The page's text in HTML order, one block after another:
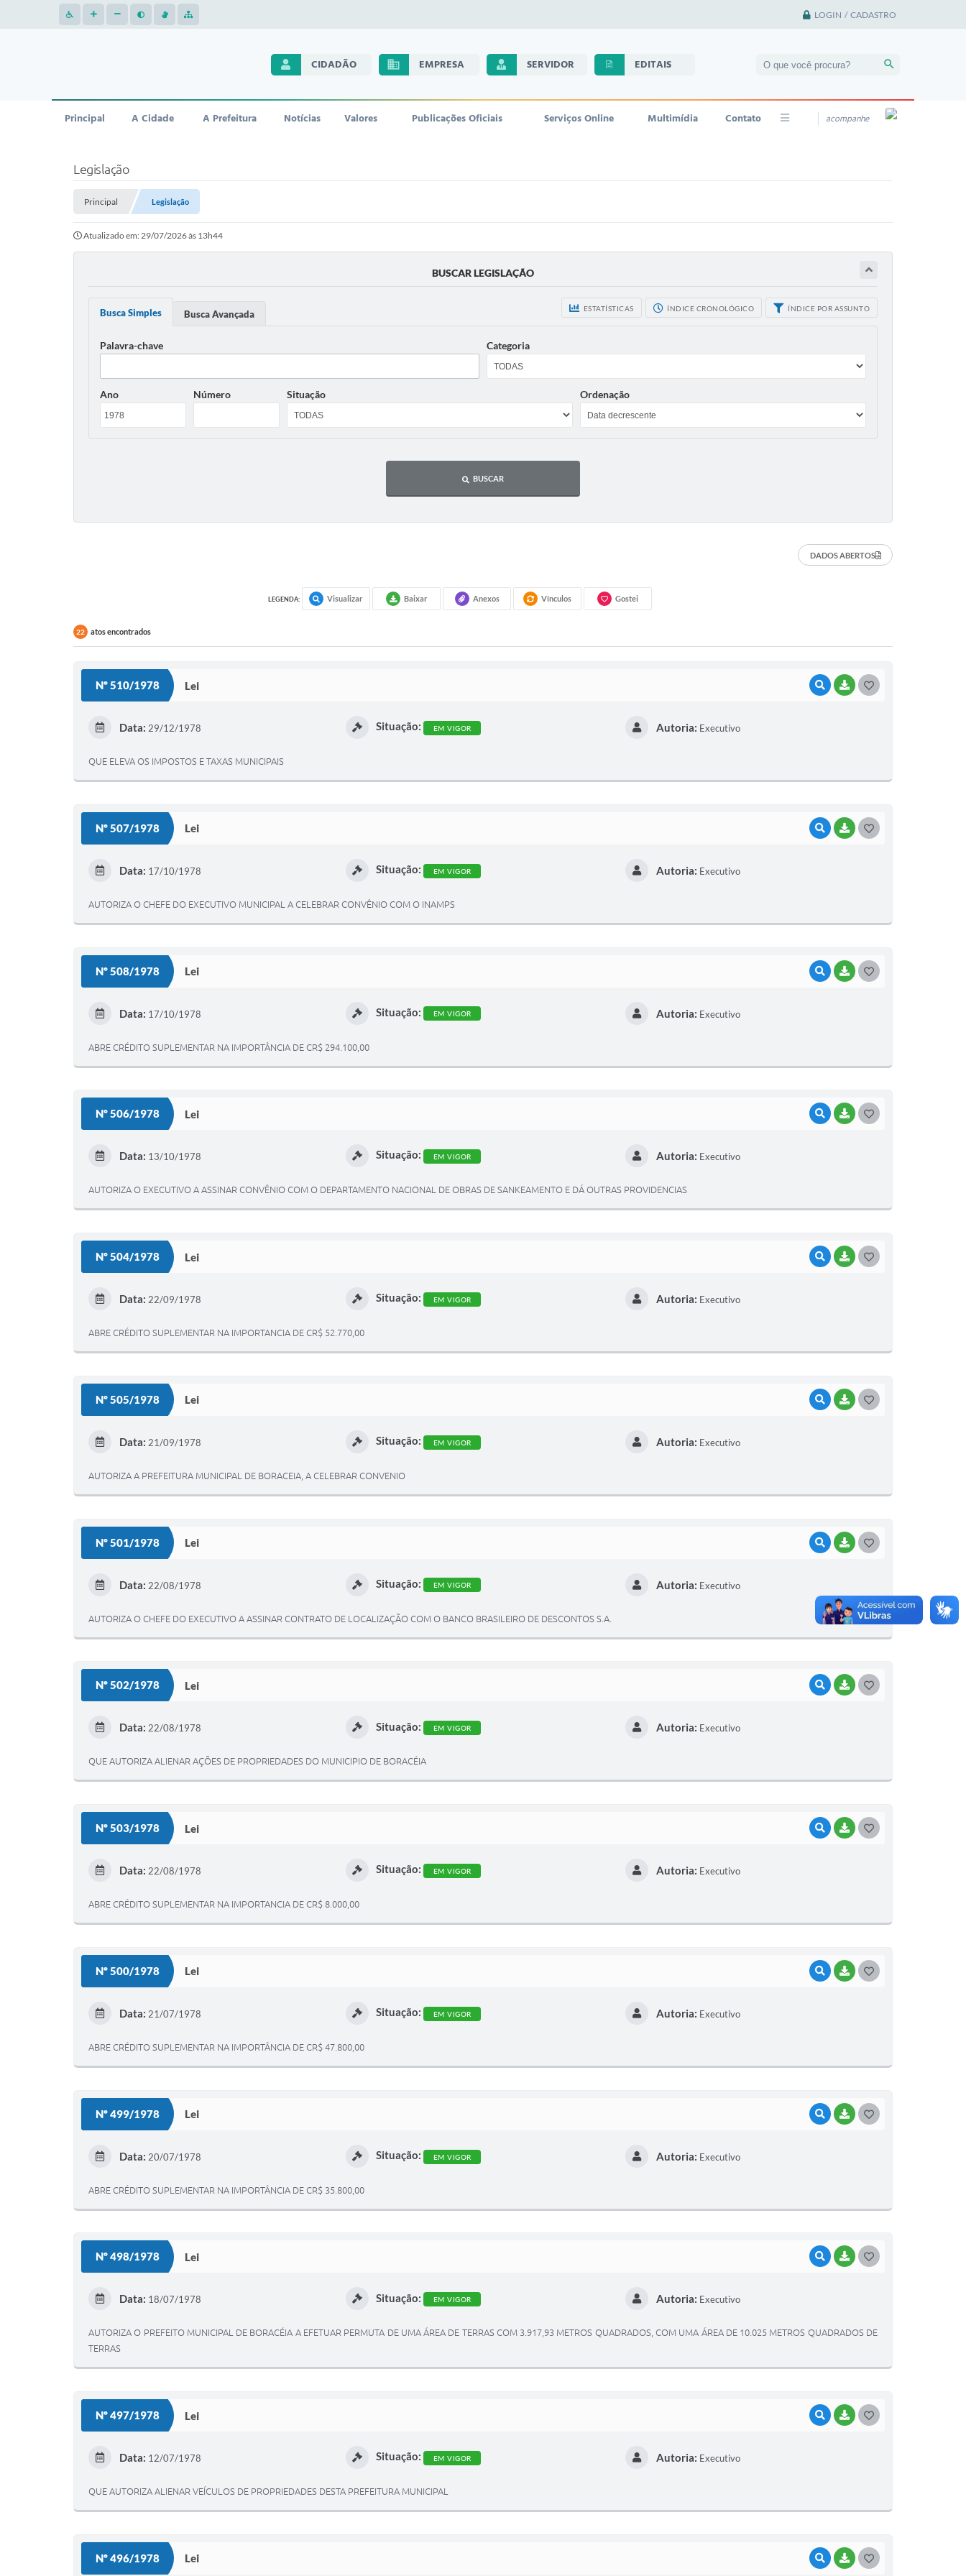
LOGIN / CADASTRO
CIDADÃO EMPRESA SERVIDOR EDITAIS
Principal A Cidade A Prefeitura Notícias Valores Publicações Oficiais Serviços Online Multimídia Contato acompanhe
Legislação
Principal Legislação
Atualizado em: 29/07/2026 às 13h44
BUSCAR LEGISLAÇÃO
ESTATÍSTICAS ÍNDICE CRONOLÓGICO ÍNDICE POR ASSUNTO
Busca Simples Busca Avançada
Palavra-chave Categoria
Ano Número Situação Ordenação
BUSCAR
DADOS ABERTOS
LEGENDA: Visualizar Baixar Anexos Vínculos Gostei
22 atos encontrados
Nº 510/1978 Lei VISUALIZAR
BAIXAR
Data: 29/12/1978 Situação: EM VIGOR Autoria: Executivo
QUE ELEVA OS IMPOSTOS E TAXAS MUNICIPAIS
Nº 507/1978 Lei VISUALIZAR
BAIXAR
Data: 17/10/1978 Situação: EM VIGOR Autoria: Executivo
AUTORIZA O CHEFE DO EXECUTIVO MUNICIPAL A CELEBRAR CONVÊNIO COM O INAMPS
Nº 508/1978 Lei VISUALIZAR
BAIXAR
Data: 17/10/1978 Situação: EM VIGOR Autoria: Executivo
ABRE CRÉDITO SUPLEMENTAR NA IMPORTÂNCIA DE CR$ 294.100,00
Nº 506/1978 Lei VISUALIZAR
BAIXAR
Data: 13/10/1978 Situação: EM VIGOR Autoria: Executivo
AUTORIZA O EXECUTIVO A ASSINAR CONVÊNIO COM O DEPARTAMENTO NACIONAL DE OBRAS DE SANKEAMENTO E DÁ OUTRAS PROVIDENCIAS
Nº 504/1978 Lei VISUALIZAR
BAIXAR
Data: 22/09/1978 Situação: EM VIGOR Autoria: Executivo
ABRE CRÉDITO SUPLEMENTAR NA IMPORTANCIA DE CR$ 52.770,00
Nº 505/1978 Lei VISUALIZAR
BAIXAR
Data: 21/09/1978 Situação: EM VIGOR Autoria: Executivo
AUTORIZA A PREFEITURA MUNICIPAL DE BORACEIA, A CELEBRAR CONVENIO
Nº 501/1978 Lei VISUALIZAR
BAIXAR
T
Data: 22/08/1978 Situação: EM VIGOR Autoria: Executivo
AUTORIZA O CHEFE DO EXECUTIVO A ASSINAR CONTRATO DE LOCALIZAÇÃO COM O BANCO BRASILEIRO DE DESCONTOS S.A.
Nº 502/1978 Lei VISUALIZAR
BAIXAR
Data: 22/08/1978 Situação: EM VIGOR Autoria: Executivo
QUE AUTORIZA ALIENAR AÇÕES DE PROPRIEDADES DO MUNICIPIO DE BORACÉIA
Nº 503/1978 Lei VISUALIZAR
BAIXAR
Data: 22/08/1978 Situação: EM VIGOR Autoria: Executivo
ABRE CRÉDITO SUPLEMENTAR NA IMPORTANCIA DE CR$ 8.000,00
Nº 500/1978 Lei VISUALIZAR
BAIXAR
Data: 21/07/1978 Situação: EM VIGOR Autoria: Executivo
ABRE CRÉDITO SUPLEMENTAR NA IMPORTÂNCIA DE CR$ 47.800,00
Nº 499/1978 Lei VISUALIZAR
BAIXAR
Data: 20/07/1978 Situação: EM VIGOR Autoria: Executivo
ABRE CRÉDITO SUPLEMENTAR NA IMPORTÂNCIA DE CR$ 35.800,00
Nº 498/1978 Lei VISUALIZAR
BAIXAR
I
Data: 18/07/1978 Situação: EM VIGOR Autoria: Executivo
AUTORIZA O PREFEITO MUNICIPAL DE BORACÉIA A EFETUAR PERMUTA DE UMA ÁREA DE TERRAS COM 3.917,93 METROS QUADRADOS, COM UMA ÁREA DE 10.025 METROS QUADRADOS DE
TERRAS
Nº 497/1978 Lei VISUALIZAR
BAIXAR
Data: 12/07/1978 Situação: EM VIGOR Autoria: Executivo
QUE AUTORIZA ALIENAR VEÍCULOS DE PROPRIEDADES DESTA PREFEITURA MUNICIPAL
Nº 496/1978 Lei VISUALIZAR
BAIXAR